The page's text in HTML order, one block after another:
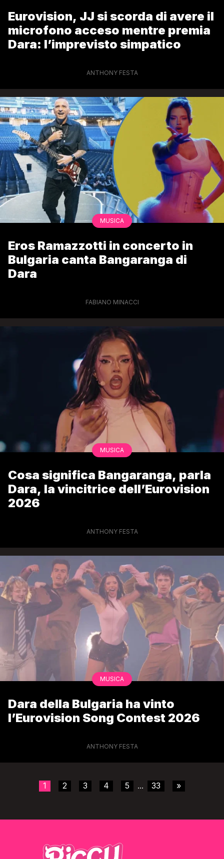
Eurovision, JJ si scorda di avere il
microfono acceso mentre premia
Dara: l’imprevisto simpatico
ANTHONY FESTA
MUSICA
Eros Ramazzotti in concerto in
Bulgaria canta Bangaranga di
Dara
FABIANO MINACCI
MUSICA
Cosa significa Bangaranga, parla
Dara, la vincitrice dell’Eurovision
2026
ANTHONY FESTA
MUSICA
Dara della Bulgaria ha vinto
l’Eurovision Song Contest 2026
ANTHONY FESTA
1 2 3 4 5 ... 33 »